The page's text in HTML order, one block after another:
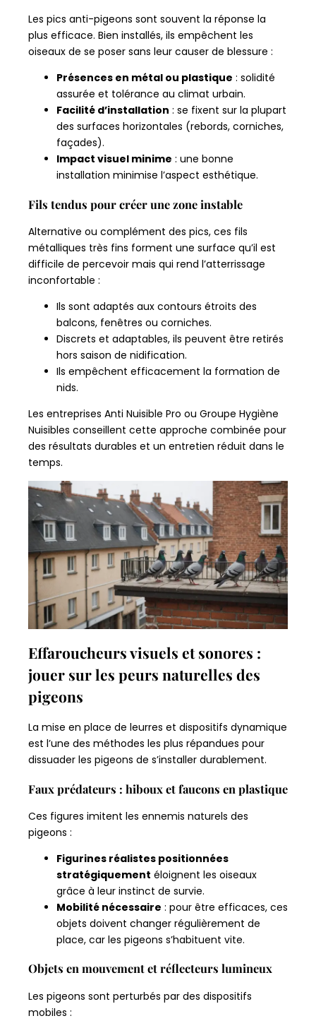
Les pics anti-pigeons sont souvent la réponse la
plus efficace. Bien installés, ils empêchent les
oiseaux de se poser sans leur causer de blessure :
Présences en métal ou plastique : solidité
assurée et tolérance au climat urbain.
Facilité d’installation : se fixent sur la plupart
des surfaces horizontales (rebords, corniches,
façades).
Impact visuel minime : une bonne
installation minimise l’aspect esthétique.
Fils tendus pour créer une zone instable
Alternative ou complément des pics, ces fils
métalliques très fins forment une surface qu’il est
difficile de percevoir mais qui rend l’atterrissage
inconfortable :
Ils sont adaptés aux contours étroits des
balcons, fenêtres ou corniches.
Discrets et adaptables, ils peuvent être retirés
hors saison de nidification.
Ils empêchent efficacement la formation de
nids.
Les entreprises Anti Nuisible Pro ou Groupe Hygiène
Nuisibles conseillent cette approche combinée pour
des résultats durables et un entretien réduit dans le
temps.
Effaroucheurs visuels et sonores :
jouer sur les peurs naturelles des
pigeons
La mise en place de leurres et dispositifs dynamique
est l’une des méthodes les plus répandues pour
dissuader les pigeons de s’installer durablement.
Faux prédateurs : hiboux et faucons en plastique
Ces figures imitent les ennemis naturels des
pigeons :
Figurines réalistes positionnées
stratégiquement éloignent les oiseaux
grâce à leur instinct de survie.
Mobilité nécessaire : pour être efficaces, ces
objets doivent changer régulièrement de
place, car les pigeons s’habituent vite.
Objets en mouvement et réflecteurs lumineux
Les pigeons sont perturbés par des dispositifs
mobiles :